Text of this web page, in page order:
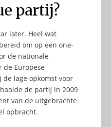
partij?
later. Heel wat
om op een one-
de nationale
de Europese
lage opkomst voor
de partij in 2009
van de uitgebrachte
opbracht.